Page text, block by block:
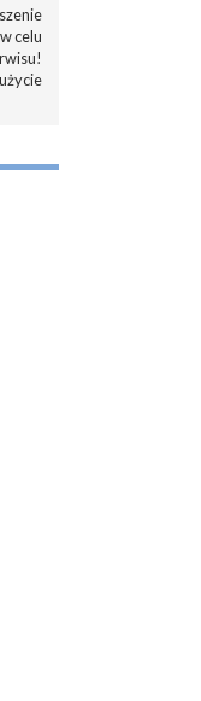
celu